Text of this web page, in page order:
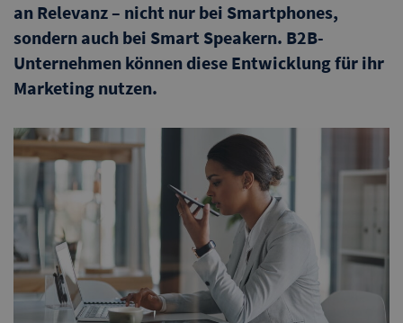
an Relevanz – nicht nur bei Smartphones,
sondern auch bei Smart Speakern. B2B-
Unternehmen können diese Entwicklung für ihr
Marketing nutzen.